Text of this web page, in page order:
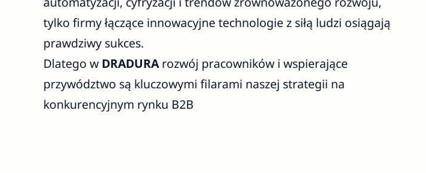
tylko firmy łączące innowacyjne technologie z siłą ludzi osiągają
prawdziwy sukces.
Dlatego w DRADURArozwój pracowników i wspierające
przywództwo są kluczowymi filarami naszej strategii na
konkurencyjnym rynku B2B